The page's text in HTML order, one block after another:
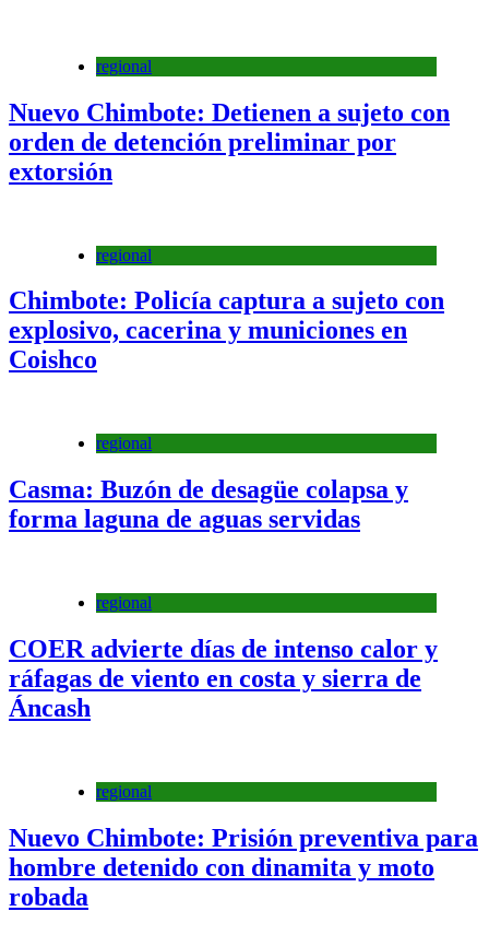
regional
Nuevo Chimbote: Detienen a sujeto con
orden de detención preliminar por
extorsión
regional
Chimbote: Policía captura a sujeto con
explosivo, cacerina y municiones en
Coishco
regional
Casma: Buzón de desagüe colapsa y
forma laguna de aguas servidas
regional
COER advierte días de intenso calor y
ráfagas de viento en costa y sierra de
Áncash
regional
Nuevo Chimbote: Prisión preventiva para
hombre detenido con dinamita y moto
robada